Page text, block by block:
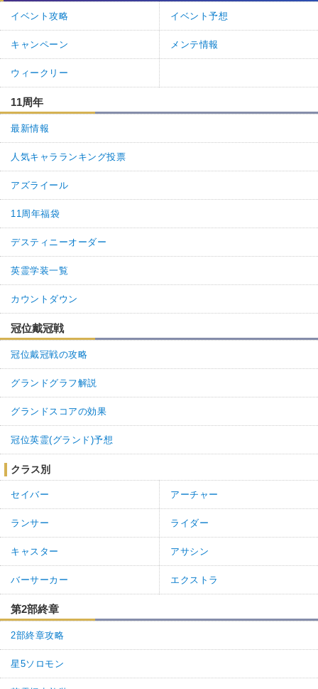
イベント攻略 イベント予想
キャンペーン メンテ情報
ウィークリー
11周年
最新情報
人気キャラランキング投票
アズライール
11周年福袋
デスティニーオーダー
英霊学装一覧
カウントダウン
冠位戴冠戦
冠位戴冠戦の攻略
グランドグラフ解説
グランドスコアの効果
冠位英霊(グランド)予想
クラス別
セイバー アーチャー
ランサー ライダー
キャスター アサシン
バーサーカー エクストラ
第2部終章
2部終章攻略
星5ソロモン